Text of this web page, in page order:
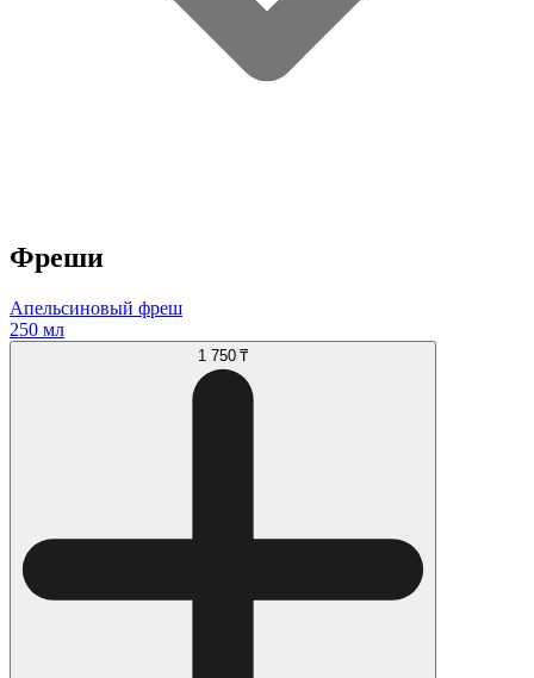
Фреши
Апельсиновый фреш
250 мл
1 750 ₸